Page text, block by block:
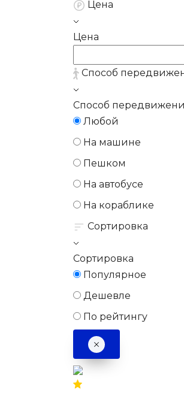
Цена
Цена
Способ
Способ
Любой
На машине
Пешком
На автобусе
На кораблике
Сортировка
Сортировка
Популярное
Дешевле
По рейтингу